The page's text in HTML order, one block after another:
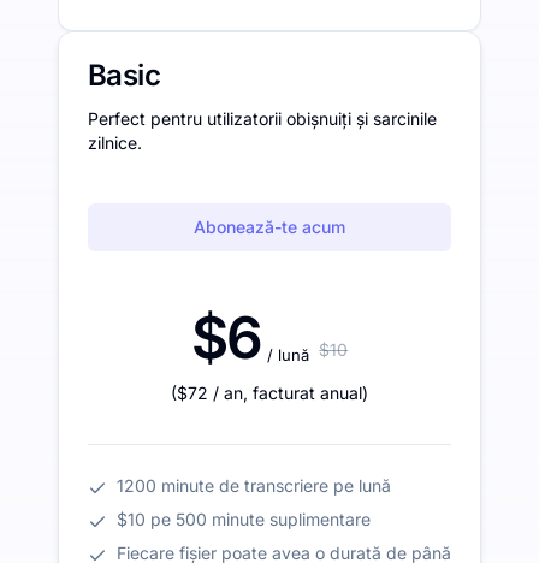
Basic
Perfect pentru utilizatorii obișnuiți și sarcinile
zilnice.
Abonează-te acum
$6 / lună $10
($72 / an, facturat anual)
1200 minute de transcriere pe lună
$10 pe 500 minute suplimentare
Fiecare fișier poate avea o durată de până